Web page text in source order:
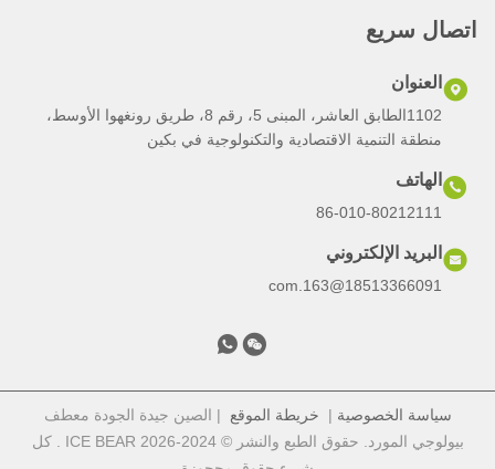
اتصال سريع
العنوان
1102الطابق العاشر، المبنى 5، رقم 8، طريق رونغهوا الأوسط،
منطقة التنمية الاقتصادية والتكنولوجية في بكين
الهاتف
86-010-80212111
البريد الإلكتروني
18513366091@163.com
سياسة الخصوصية | خريطة الموقع | الصين جيدة الجودة معطف
بيولوجي المورد. حقوق الطبع والنشر © 2024-2026 ICE BEAR . كل